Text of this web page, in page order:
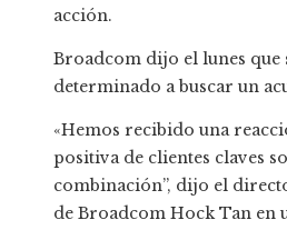
acción.
Broadcom dijo el lunes que
determinado a buscar un
«Hemos recibido una
positiva de clientes claves
combinación”, dijo el
de Broadcom Hock Tan en